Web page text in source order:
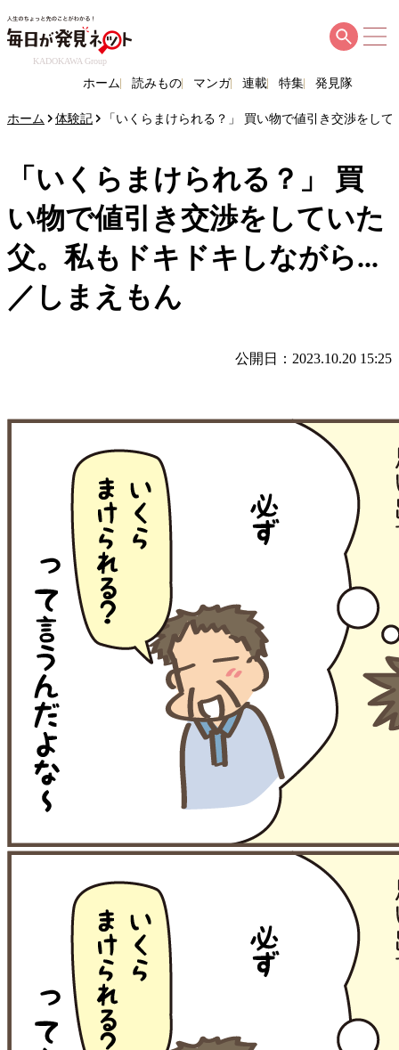
KADOKAWA Group
ホーム 読みもの マンガ 連載 特集 発見隊
ホーム 体験記 「いくらまけられる？」 買い物で値引き交渉をし
「いくらまけられる？」 買
い物で値引き交渉をしていた
父。私もドキドキしながら...
／しまえもん
公開日：2023.10.20 15:25